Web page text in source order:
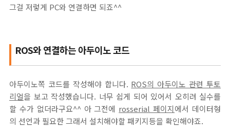
그걸 저렇게 PC와 연결하면 되죠^^
ROS와 연결하는 아두이노 코드
아두이노쪽 코드를 작성해야 합니다. ROS의 아두이노 관련 투토
리얼을 보고 작성했습니다. 너무 쉽게 되어 있어서 오히려 실수를
할 수가 없더라구요^^ 아 그전에 rosserial 페이지에서 데이터형
의 선언과 필요한 그래서 설치해야할 패키지등을 확인해야죠.